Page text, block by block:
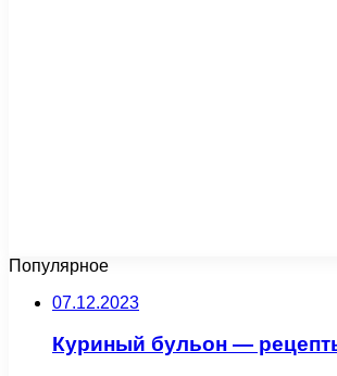
Популярное
07.12.2023
Куриный бульон —